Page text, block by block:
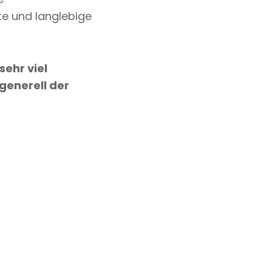
und langlebige
sehr viel
der